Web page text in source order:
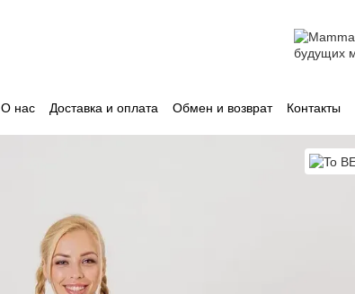
О нас Доставка и оплата Обмен и возврат Контакты